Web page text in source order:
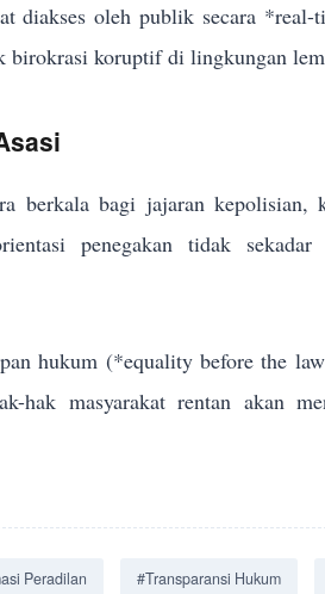
diakses oleh publik secara
koruptif di lingkungan
berkala bagi jajaran kepolisian,
penegakan tidak
hukum (*equality before the
hak masyarakat rentan akan
Peradilan #Transparansi Hukum